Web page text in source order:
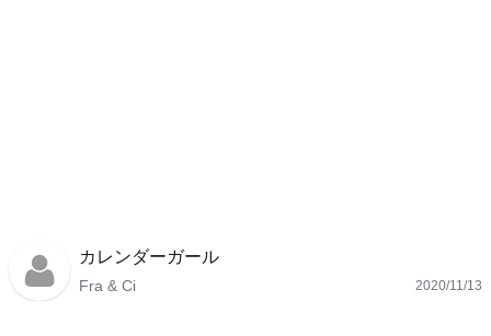
カレンダーガール
Fra & Ci 2020/11/13